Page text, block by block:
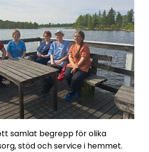
samlat begrepp för olika
stöd och service i hemmet.